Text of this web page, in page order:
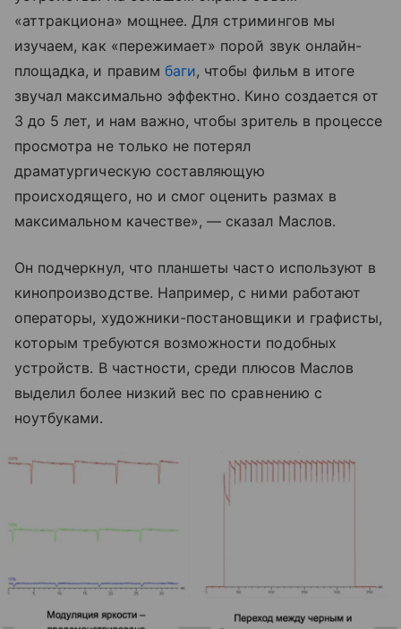
«аттракциона» мощнее. Для стримингов мы
изучаем, как «пережимает» порой звук онлайн-
площадка, и правим баги, чтобы фильм в итоге
звучал максимально эффектно. Кино создается от
3 до 5 лет, и нам важно, чтобы зритель в процессе
просмотра не только не потерял
драматургическую составляющую
происходящего, но и смог оценить размах в
максимальном качестве», — сказал Маслов.
Он подчеркнул, что планшеты часто используют в
кинопроизводстве. Например, с ними работают
операторы, художники-постановщики и графисты,
которым требуются возможности подобных
устройств. В частности, среди плюсов Маслов
выделил более низкий вес по сравнению с
ноутбуками.